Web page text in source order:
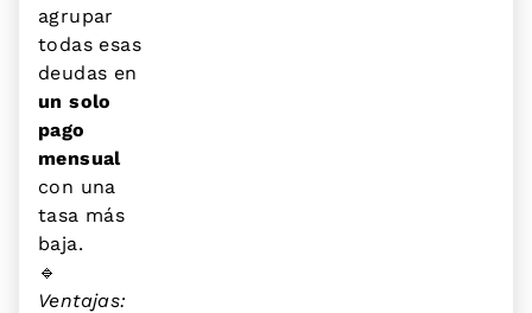
agrupar
todas esas
deudas en
un solo
pago
mensual
con una
tasa más
baja.
🔹
Ventajas: